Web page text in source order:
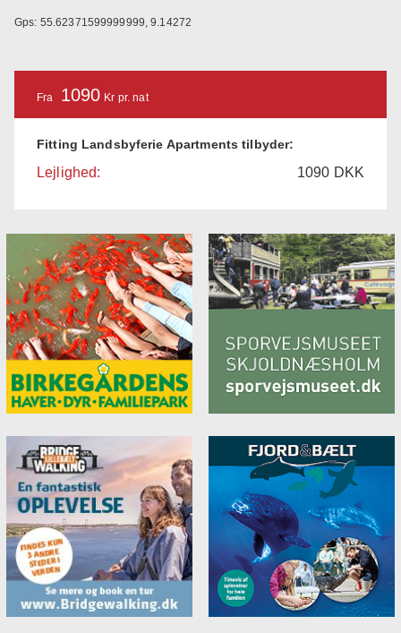
Gps: 55.62371599999999, 9.14272
Fra 1090 Kr pr. nat
Fitting Landsbyferie Apartments tilbyder:
Lejlighed: 1090 DKK